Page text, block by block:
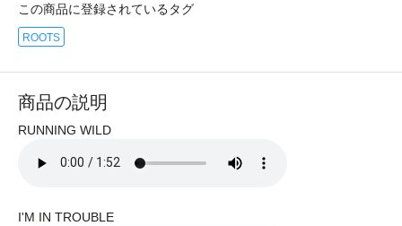
この商品に登録されているタグ
ROOTS
商品の説明
RUNNING WILD
I'M IN TROUBLE